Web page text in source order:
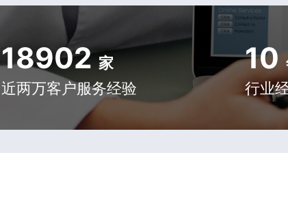
18902 家
近两万客户服务经验
10
行业